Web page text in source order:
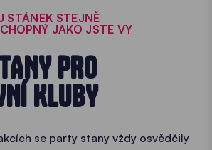
STÁNEK STEJNĚ
JAKO JSTE VY
PRO
KLUBY
se party stany vždy osvědčily